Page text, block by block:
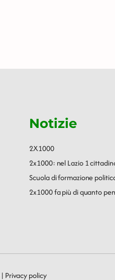
Notizie
2X1000
2x1000: nel Lazio 1
Scuola di formazione
2x1000 fa più di quanto
| Privacy policy